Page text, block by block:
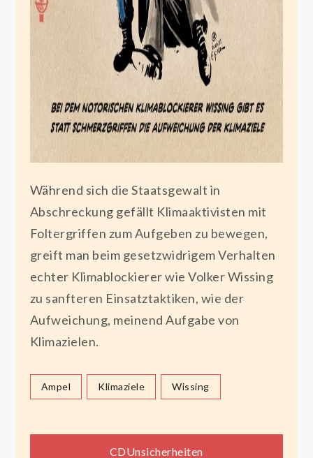
Während sich die Staatsgewalt in
Abschreckung gefällt Klimaaktivisten mit
Foltergriffen zum Aufgeben zu bewegen,
greift man beim gesetzwidrigem Verhalten
echter Klimablockierer wie Volker Wissing
zu sanfteren Einsatztaktiken, wie der
Aufweichung, meinend Aufgabe von
Klimazielen.
Ampel Klimaziele Wissing
CDUnsicherheiten